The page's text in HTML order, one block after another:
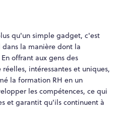
qu'un simple gadget, c'est
la manière dont la
offrant aux gens des
intéressantes et uniques,
la formation RH en un
les compétences, ce qui
et garantit qu'ils continuent à